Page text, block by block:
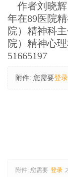
作者刘晓辉
年在89医院
院）精神科
院）精神心
51665197
附件: 您需要登录
附件: 您需要 登录